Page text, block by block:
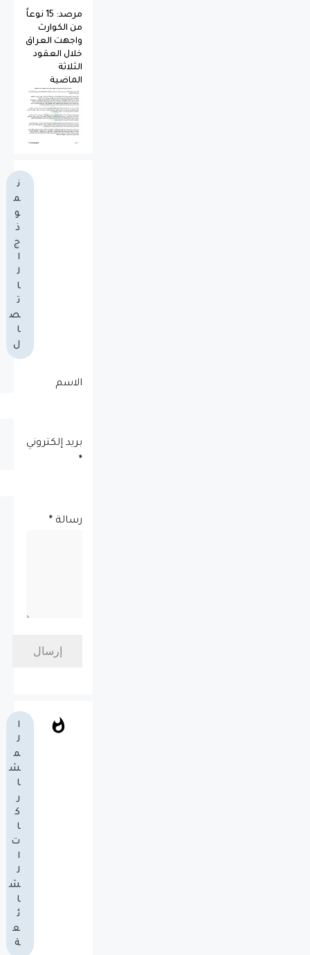
مرصد: 15 نوعاً
من الكوارث
واجهت العراق
خلال العقود
الثلاثة
الماضية
ن
م
و
ذ
ج
ا
ل
ا
ت
ص
ا
ل
الاسم
بريد إلكتروني
*
رسالة *
ا
ل
م
ش
ا
ر
ك
ا
ت
ا
ل
ش
ا
ئ
ع
ة